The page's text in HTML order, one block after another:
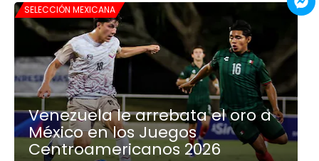
SELECCIÓN MEXICANA
Venezuela le arrebata el oro a
México en los Juegos
Centroamericanos 2026